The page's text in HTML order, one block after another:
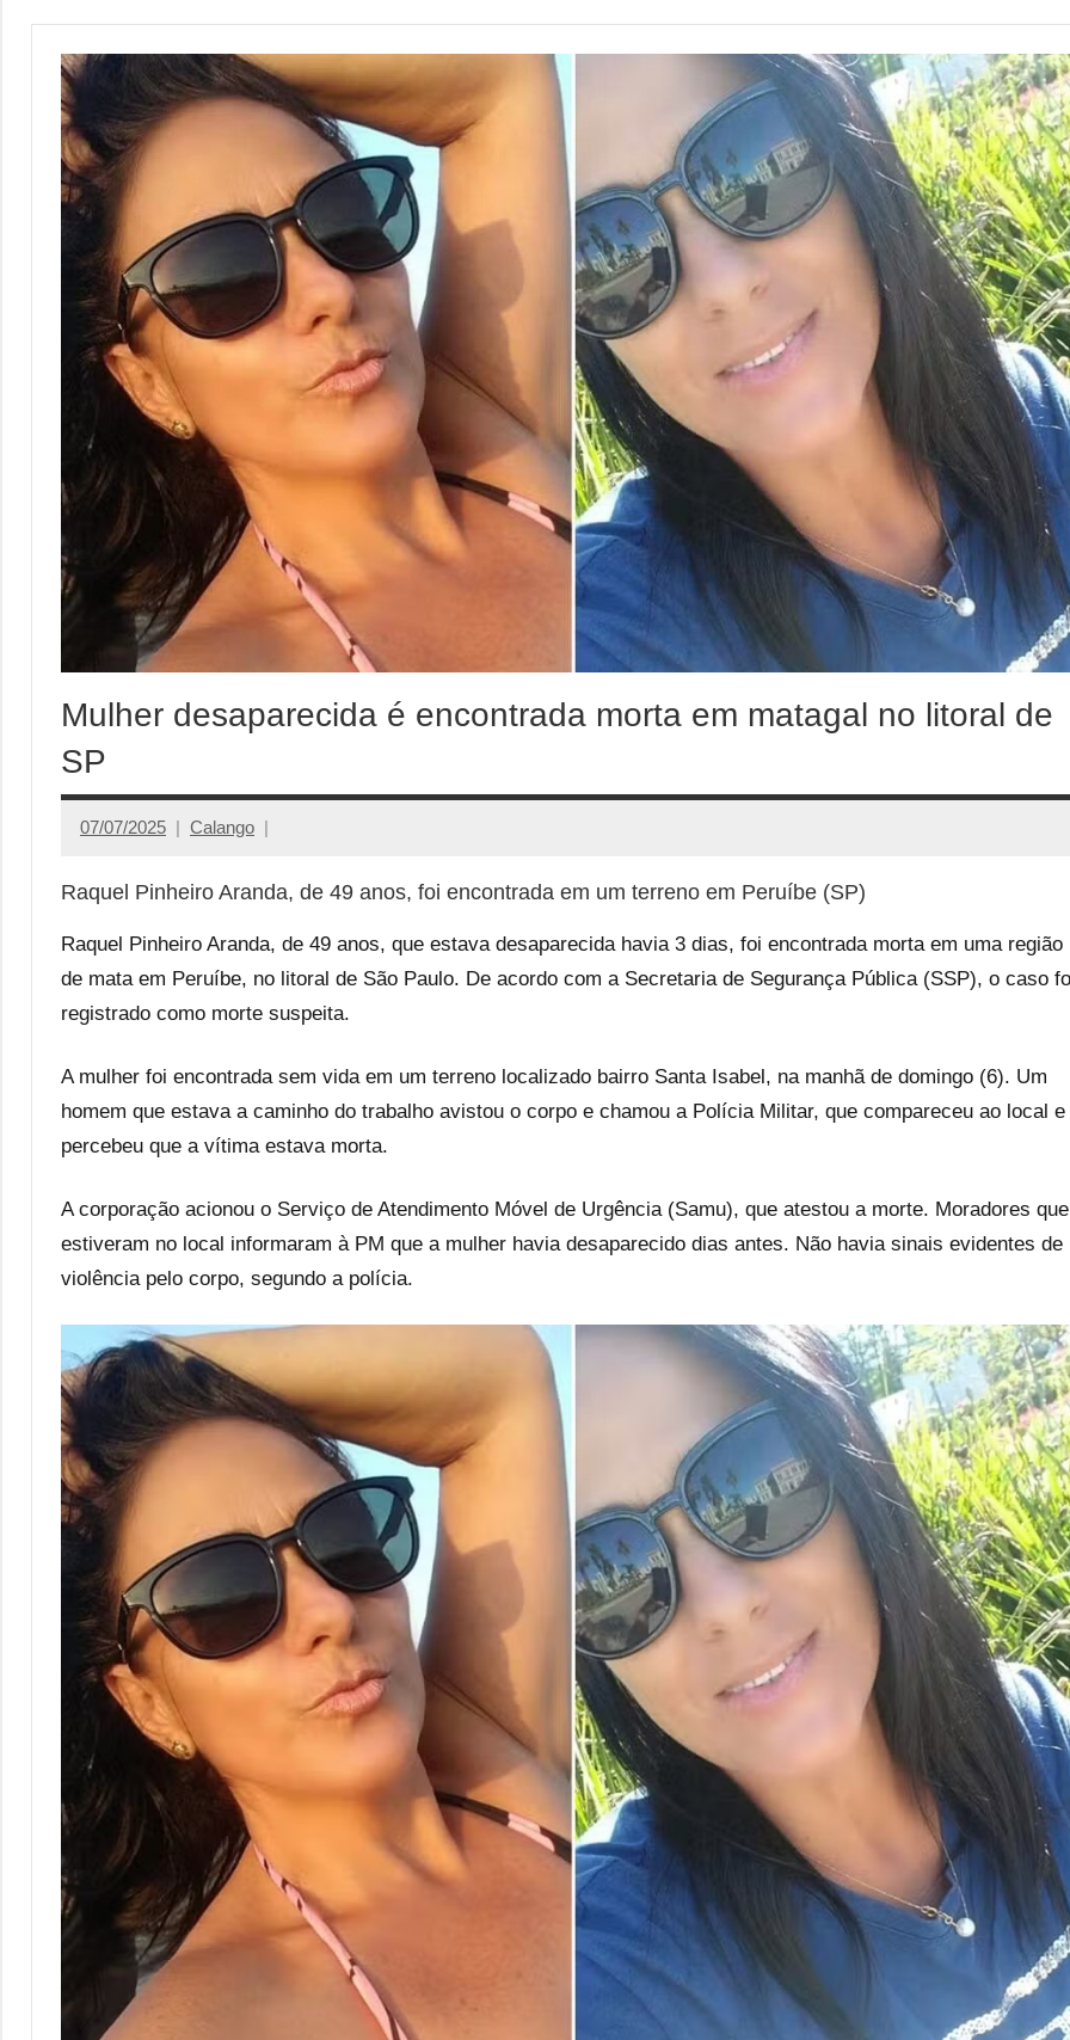
Mulher desaparecida é encontrada morta em matagal no litoral de
SP
07/07/2025 Calango
Raquel Pinheiro Aranda, de 49 anos, foi encontrada em um terreno em Peruíbe (SP)
Raquel Pinheiro Aranda, de 49 anos, que estava desaparecida havia 3 dias, foi encontrada morta em uma região
de mata em Peruíbe, no litoral de São Paulo. De acordo com a Secretaria de Segurança Pública (SSP), o caso
registrado como morte suspeita.
A mulher foi encontrada sem vida em um terreno localizado bairro Santa Isabel, na manhã de domingo (6). Um
homem que estava a caminho do trabalho avistou o corpo e chamou a Polícia Militar, que compareceu ao local e
percebeu que a vítima estava morta.
A corporação acionou o Serviço de Atendimento Móvel de Urgência (Samu), que atestou a morte. Moradores que
estiveram no local informaram à PM que a mulher havia desaparecido dias antes. Não havia sinais evidentes de
violência pelo corpo, segundo a polícia.